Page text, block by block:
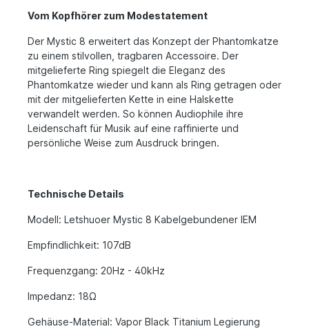
Vom Kopfhörer zum Modestatement
Der Mystic 8 erweitert das Konzept der Phantomkatze
zu einem stilvollen, tragbaren Accessoire. Der
mitgelieferte Ring spiegelt die Eleganz des
Phantomkatze wieder und kann als Ring getragen oder
mit der mitgelieferten Kette in eine Halskette
verwandelt werden. So können Audiophile ihre
Leidenschaft für Musik auf eine raffinierte und
persönliche Weise zum Ausdruck bringen.
Technische Details
Modell: Letshuoer Mystic 8 Kabelgebundener IEM
Empfindlichkeit: 107dB
Frequenzgang: 20Hz - 40kHz
Impedanz: 18Ω
Gehäuse-Material: Vapor Black Titanium Legierung